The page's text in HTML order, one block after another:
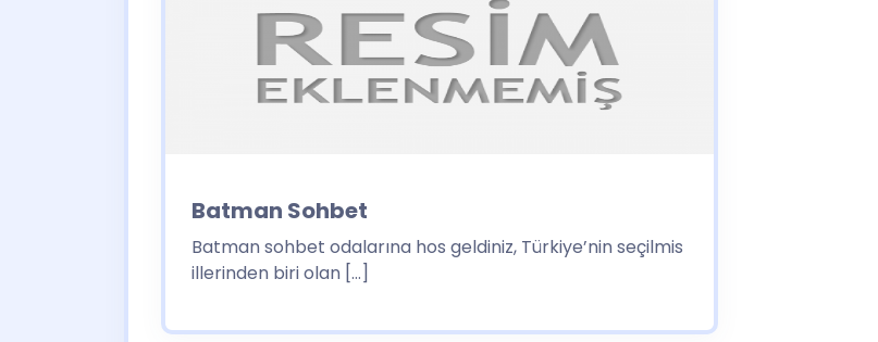
Batman Sohbet
Batman sohbet odalarına hos geldiniz, Türkiye’nin seçilmis
illerinden biri olan […]